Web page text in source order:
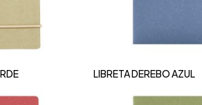
LIBRETA DEREBO AZUL